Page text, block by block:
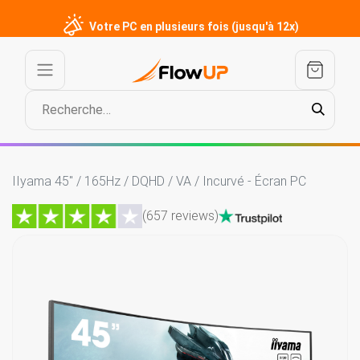
Votre PC en plusieurs fois (jusqu'à 12x)
IIyama 45" / 165Hz / DQHD / VA / Incurvé - Écran PC
(657 reviews)